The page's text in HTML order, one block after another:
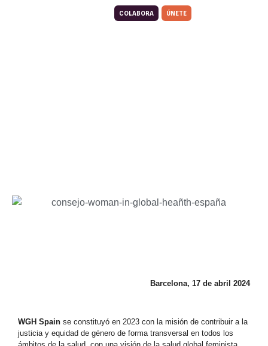
COLABORA ÚNETE
Barcelona, 17 de abril 2024
WGH Spain se constituyó en 2023 con la misión de contribuir a la
justicia y equidad de género de forma transversal en todos los